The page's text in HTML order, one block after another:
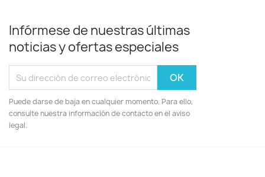
Infórmese de nuestras últimas
noticias y ofertas especiales
Puede darse de baja en cualquier momento. Para ello,
consulte nuestra información de contacto en el aviso
legal.